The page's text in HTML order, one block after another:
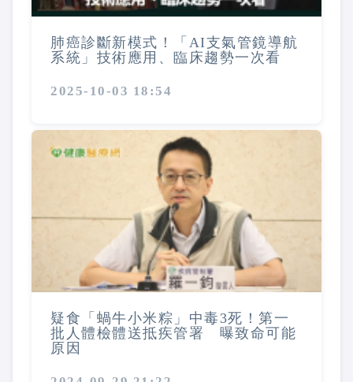
肺癌診斷新模式！「AI支氣管鏡導航
系統」技術應用、臨床趨勢一次看
2025-10-03 18:54
疑食「蝸牛小米粽」中毒3死！第一
批人體檢體送抵疾管署 曝致命可能
原因